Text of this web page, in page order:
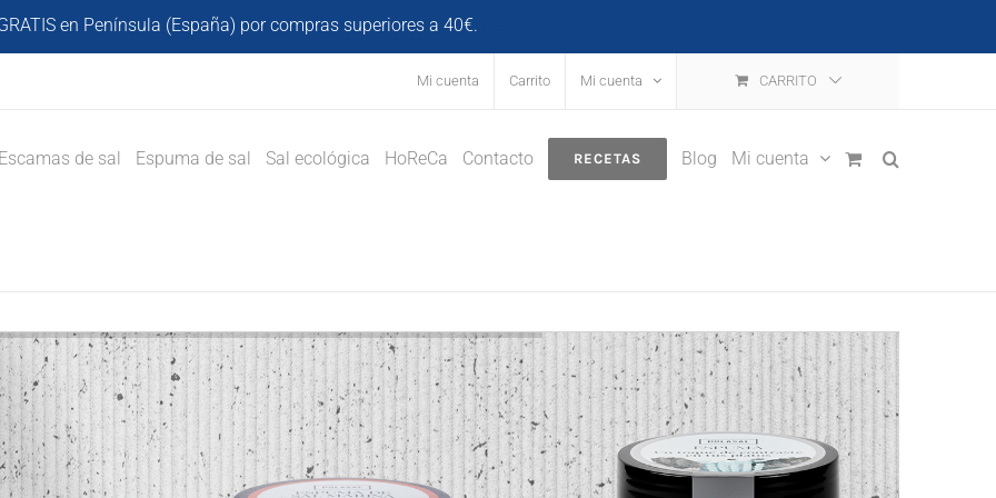
en Península (España) por compras superiores a 40€.
Mi cuenta Carrito Mi cuenta CARRITO
Escamas de sal Espuma de sal Sal ecológica HoReCa Contacto RECETAS Blog Mi cuenta